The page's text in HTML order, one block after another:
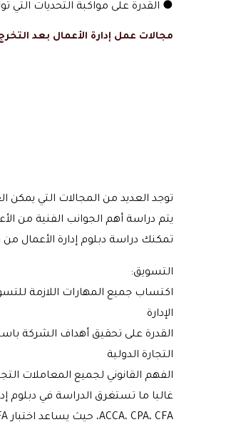
● القدرة على مواكبة التحديات التي
مجالات عمل إدارة الأعمال بعد
توجد العديد من المجالات التي يمكن
يتم دراسة أهم الجوانب الفنية من
تمكنك دراسة دبلوم إدارة الأعمال
التسويق:
اكتساب جميع المهارات اللازمة
الإدارة
القدرة على تحقيق أهداف الشركة
التجارة الدولية
الفهم القانوني لجميع المعاملات